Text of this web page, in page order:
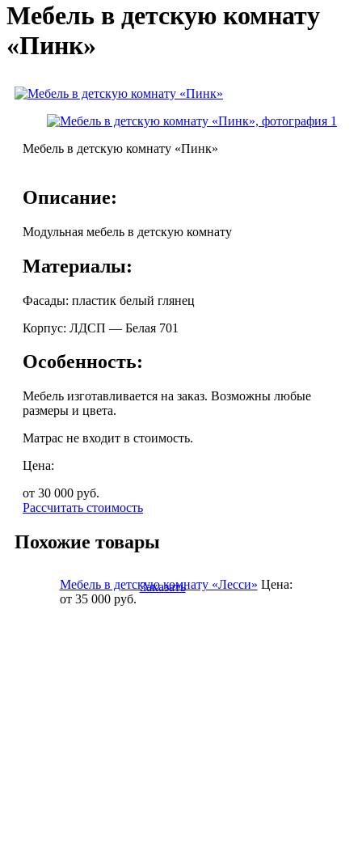
Мебель в детскую комнату
«Пинк»
Мебель в детскую комнату «Пинк»
Описание:
Модульная мебель в детскую комнату
Материалы:
Фасады: пластик белый глянец
Корпус: ЛДСП — Белая 701
Особенность:
Мебель изготавливается на заказ. Возможны любые
размеры и цвета.
Матрас не входит в стоимость.
Цена:
от 30 000 руб.
Рассчитать стоимость
Похожие товары
Мебель в детскую комнату «Лесси» Цена:
от 35 000руб.
Заказать